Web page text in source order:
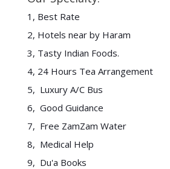
1, Best Rate
2, Hotels near by Haram
3, Tasty Indian Foods.
4, 24 Hours Tea Arrangement
5, Luxury A/C Bus
6, Good Guidance
7, Free ZamZam Water
8, Medical Help
9, Du'a Books